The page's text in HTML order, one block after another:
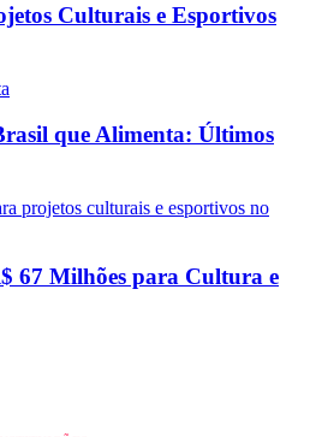
Culturais e Esportivos
que Alimenta: Últimos
67 Milhões para Cultura e